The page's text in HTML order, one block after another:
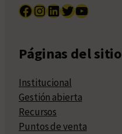
Facebook InstagramLinkedIn Twitter YouTube
Páginas del sitio
Institucional
Gestión abierta
Recursos
Puntos de venta